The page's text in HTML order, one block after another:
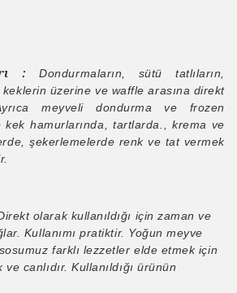
: Dondurmaların, sütü tatlıların,
keklerin üzerine ve waffle arasına direkt
meyveli dondurma ve frozen
kek hamurlarında, tartlarda., krema ve
şekerlemelerde renk ve tat vermek
olarak kullanıldığı için zaman ve
Kullanımı pratiktir. Yoğun meyve
farklı lezzetler elde etmek için
canlıdır. Kullanıldığı ürünün